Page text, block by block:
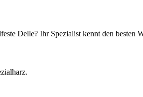
Delle? Ihr Spezialist kennt den besten